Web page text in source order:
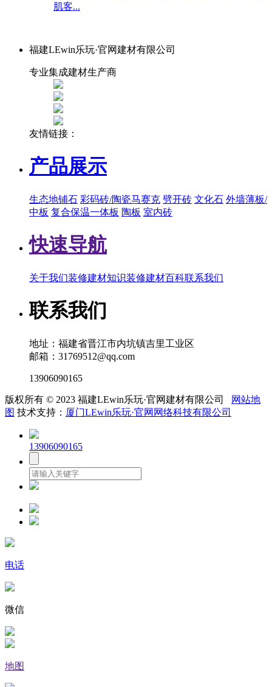
肌客...
福建LEwin乐玩·官网建材有限公司
专业集成建材生产商
友情链接：
产品展示
生态地铺石 彩码砖/陶瓷马赛克 劈开砖 文化石 外墙薄板/
中板 复合保温一体板 陶板 室内砖
快速导航
关于我们装修建材知识装修建材百科联系我们
联系我们
地址：福建省晋江市内坑镇吉里工业区
邮箱：31769512@qq.com
13906090165
版权所有 © 2023 福建LEwin乐玩·官网建材有限公司
网站地
图 技术支持： 厦门LEwin乐玩·官网网络科技有限公司
13906090165
电话
微信
地图